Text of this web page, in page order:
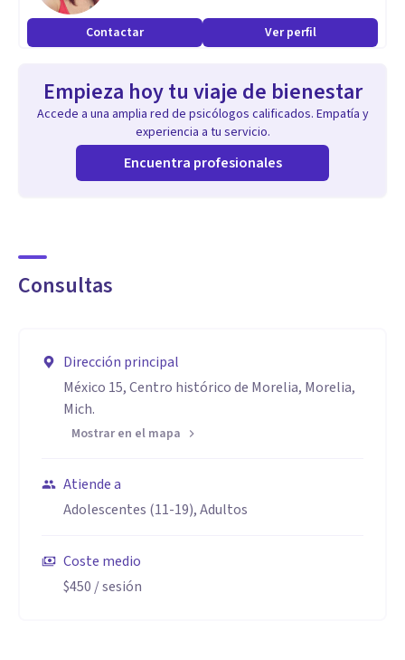
Contactar Ver perfil
Empieza hoy tu viaje de bienestar
Accede a una amplia red de psicólogos calificados. Empatía y
experiencia a tu servicio.
Encuentra profesionales
Consultas
Dirección principal
México 15, Centro histórico de Morelia, Morelia,
Mich.
Mostrar en el mapa
Atiende a
Adolescentes (11-19), Adultos
Coste medio
$450 / sesión